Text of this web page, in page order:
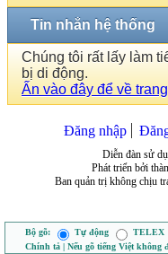
Tin nhắn hệ thống
Chúng tôi rất lấy làm
bị di động.
Ấn vào đây để về
Đăng nhập
Diễn đàn sử
Phát triển bởi
Ban quản trị không chịu
Bộ gõ: Tự động TELEX
Chính tả | Nếu gõ tiếng Việt không